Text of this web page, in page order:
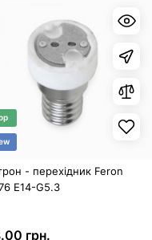
- перехідник Feron
E14-G5.3
грн.